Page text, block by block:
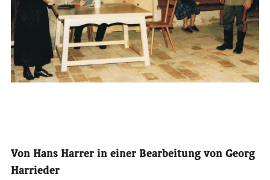
Von Hans Harrer in einer Bearbeitung von Georg
Harrieder